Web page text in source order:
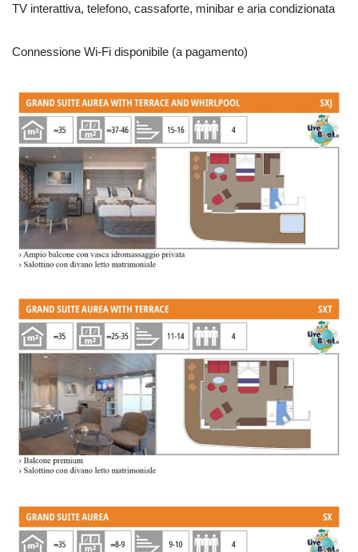
TV interattiva, telefono, cassaforte, minibar e aria condizionata
Connessione Wi-Fi disponibile (a pagamento)